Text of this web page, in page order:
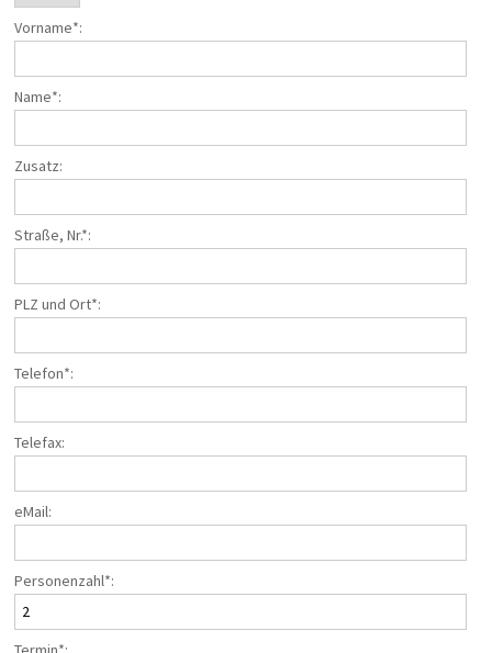
Impressionen
Busfahrerinnen und Busfahrer
Geschäftsführung
Historie
Fundsachen
WhatsApp
Vorname*:
Name*:
Zusatz:
Straße, Nr.*:
PLZ und Ort*:
Telefon*:
Telefax:
eMail:
Personenzahl*: